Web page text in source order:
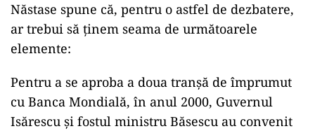
Năstase spune că, pentru o astfel de dezbatere,
ar trebui să ținem seama de următoarele
elemente:
Pentru a se aproba a doua tranșă de împrumut
cu Banca Mondială, în anul 2000, Guvernul
Isărescu și fostul ministru Băsescu au convenit